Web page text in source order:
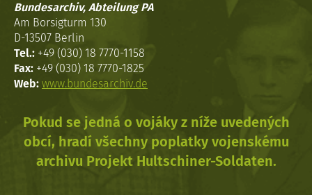
Bundesarchiv, Abteilung PA
Am Borsigturm 130
D-13507 Berlin
Tel.: +49 (030) 18 7770-1158
Fax: +49 (030) 18 7770-1825
Web: www.bundesarchiv.de
Pokud se jedná o vojáky z níže uvedených
obcí, hradí všechny poplatky vojenskému
archivu Projekt Hultschiner-Soldaten.